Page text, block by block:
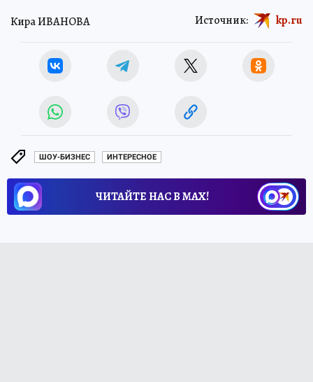
Кира ИВАНОВА Источник: kp.ru
ШОУ-БИЗНЕС ИНТЕРЕСНОЕ
ЧИТАЙТЕ НАС В МАХ!